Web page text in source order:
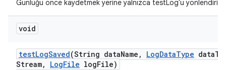
Günlüğü önce kaydetmek yerine yalnızca testLog'u yönlendirin.
void
testLogSaved(String dataName , LogDataType data
Stream, LogFile logFile)